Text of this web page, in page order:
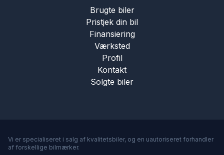
Brugte biler
Pristjek din bil
Finansiering
Værksted
Profil
Kontakt
Solgte biler
Vi er specialiseret i salg af kvalitetsbiler, og en uautoriseret forhandler
af forskellige bilmærker.